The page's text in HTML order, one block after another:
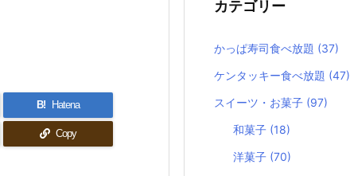
B! Hatena
Copy
カテゴリー
かっぱ寿司食べ放題 (37)
ケンタッキー食べ放題 (47)
スイーツ・お菓子 (97)
和菓子 (18)
洋菓子 (70)